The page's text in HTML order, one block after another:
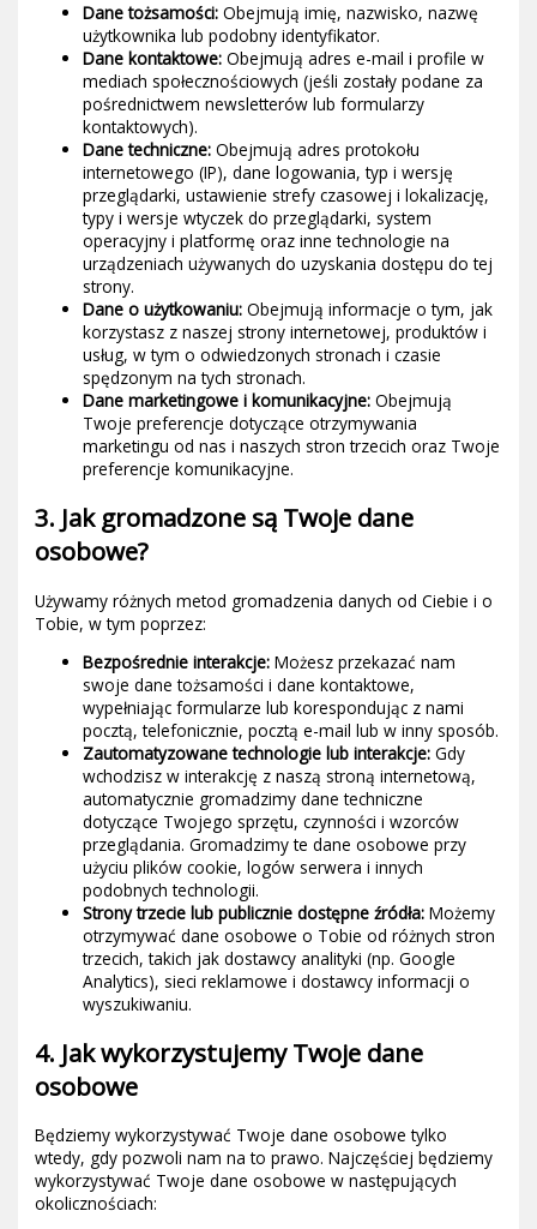
Dane tożsamości: Obejmują imię, nazwisko, nazwę
użytkownika lub podobny identyfikator.
Dane kontaktowe: Obejmują adres e-mail i profile w
mediach społecznościowych (jeśli zostały podane za
pośrednictwem newsletterów lub formularzy
kontaktowych).
Dane techniczne: Obejmują adres protokołu
internetowego (IP), dane logowania, typ i wersję
przeglądarki, ustawienie strefy czasowej i lokalizację,
typy i wersje wtyczek do przeglądarki, system
operacyjny i platformę oraz inne technologie na
urządzeniach używanych do uzyskania dostępu do tej
strony.
Dane o użytkowaniu: Obejmują informacje o tym, jak
korzystasz z naszej strony internetowej, produktów i
usług, w tym o odwiedzonych stronach i czasie
spędzonym na tych stronach.
Dane marketingowe i komunikacyjne: Obejmują
Twoje preferencje dotyczące otrzymywania
marketingu od nas i naszych stron trzecich oraz Twoje
preferencje komunikacyjne.
3. Jak gromadzone są Twoje dane
osobowe?
Używamy różnych metod gromadzenia danych od Ciebie i o
Tobie, w tym poprzez:
Bezpośrednie interakcje: Możesz przekazać nam
swoje dane tożsamości i dane kontaktowe,
wypełniając formularze lub korespondując z nami
pocztą, telefonicznie, pocztą e-mail lub w inny sposób.
Zautomatyzowane technologie lub interakcje: Gdy
wchodzisz w interakcję z naszą stroną internetową,
automatycznie gromadzimy dane techniczne
dotyczące Twojego sprzętu, czynności i wzorców
przeglądania. Gromadzimy te dane osobowe przy
użyciu plików cookie, logów serwera i innych
podobnych technologii.
Strony trzecie lub publicznie dostępne źródła: Możemy
otrzymywać dane osobowe o Tobie od różnych stron
trzecich, takich jak dostawcy analityki (np. Google
Analytics), sieci reklamowe i dostawcy informacji o
wyszukiwaniu.
4. Jak wykorzystujemy Twoje dane
osobowe
Będziemy wykorzystywać Twoje dane osobowe tylko
wtedy, gdy pozwoli nam na to prawo. Najczęściej będziemy
wykorzystywać Twoje dane osobowe w następujących
okolicznościach: